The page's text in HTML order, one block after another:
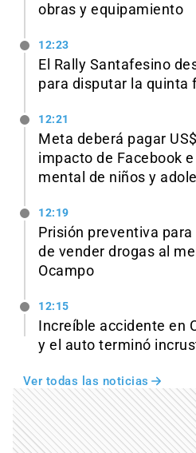
obras y equipamiento
12:23
El Rally Santafesino
para disputar la quinta
12:21
Meta deberá pagar
impacto de Facebook
mental de niños y
12:19
Prisión preventiva
de vender drogas al
Ocampo
12:15
Increíble accidente en
y el auto terminó
Ver todas las noticias